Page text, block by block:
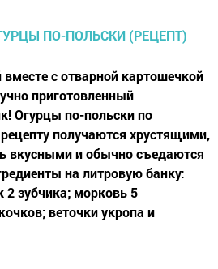
с отварной картошечкой
приготовленный
Огурцы по-польски по
получаются хрустящими,
вкусными и обычно съедаются
на литровую банку:
2 зубчика; морковь 5
веточки укропа и